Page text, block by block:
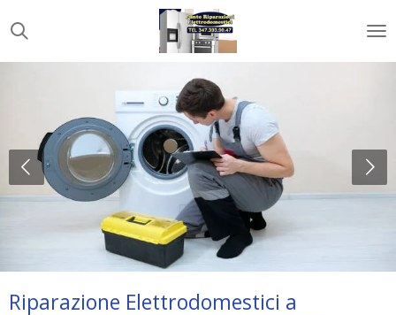
al
contenuto
Riparazione Elettrodomestici a